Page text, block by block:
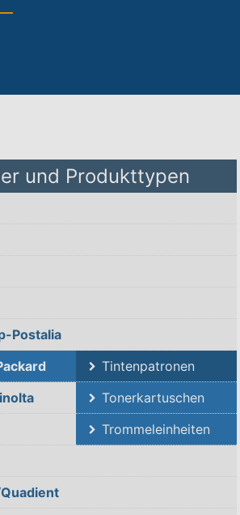
und Produkttypen
Postalia
Tintenpatronen
Tonerkartuschen
Trommeleinheiten